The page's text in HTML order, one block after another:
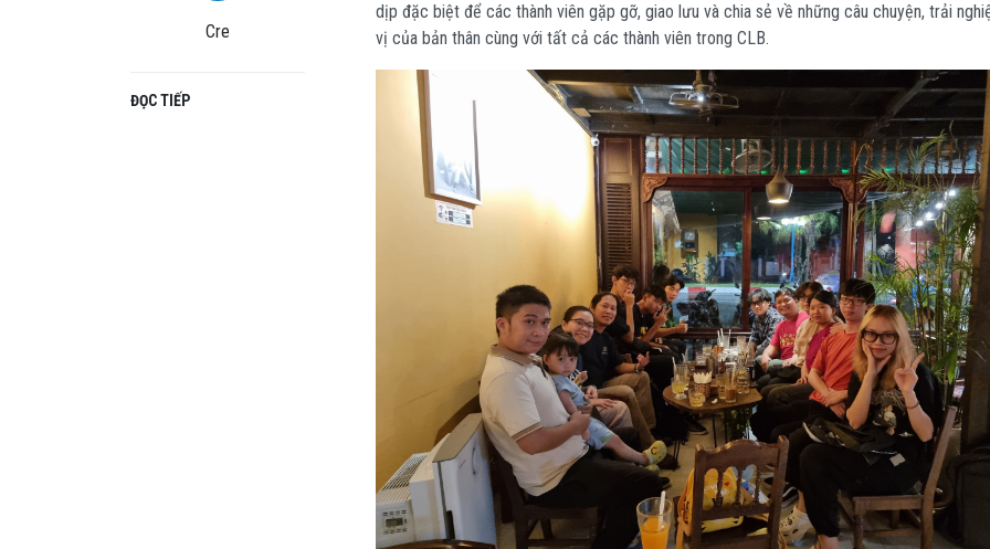
Cre
ĐỌC TIẾP
dịp đặc biệt để các thành viên gặp gỡ, giao lưu và chia sẻ về những câu chuyện, trải
vị của bản thân cùng với tất cả các thành viên trong CLB.